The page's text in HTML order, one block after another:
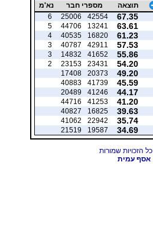
תוצאה מספרי חבר נא'מ
67.35
42554
25006
6
63.61
13241
44706
5
61.23
16820
40535
4
57.53
42911
40787
3
55.86
41652
14832
3
54.20
23431
23153
2
49.20
20373
17408
45.59
41739
40883
44.17
41246
20489
41.20
41253
44716
39.63
16825
40827
35.74
22942
41062
34.69
19587
21519
אסף עמית